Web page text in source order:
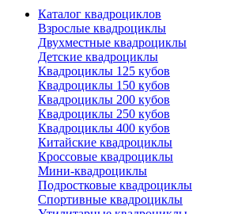
Каталог квадроциклов
Взрослые квадроциклы
Двухместные квадроциклы
Детские квадроциклы
Квадроциклы 125 кубов
Квадроциклы 150 кубов
Квадроциклы 200 кубов
Квадроциклы 250 кубов
Квадроциклы 400 кубов
Китайские квадроциклы
Кроссовые квадроциклы
Мини-квадроциклы
Подростковые квадроциклы
Спортивные квадроциклы